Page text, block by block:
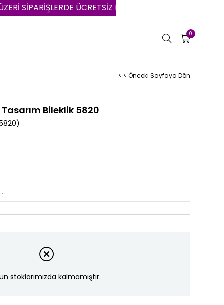
ÜCRETSİZ KARGO | VADE FARKSIZ 3 AYA
0
< < Önceki Sayfaya Dön
Bileklik 5820
stoklarımızda kalmamıştır.